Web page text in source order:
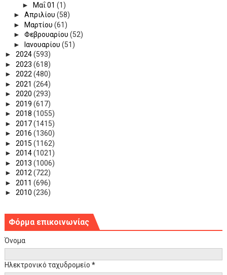
►
Μαΐ 01 (1)
► Απριλίου (58)
►
Μαρτίου (61)
► Φεβρουαρίου (52)
►
Ιανουαρίου (51)
► 2024(593)
► 2023 (618)
► 2022(480)
► 2021 (264)
► 2020 (293)
► 2019 (617)
► 2018 (1055)
► 2017(1415)
► 2016 (1360)
► 2015 (1162)
► 2014(1021)
► 2013 (1006)
► 2012(722)
► 2011 (696)
► 2010 (236)
Φόρμα επικοινωνίας
Όνομα
Ηλεκτρονικό ταχυδρομείο *